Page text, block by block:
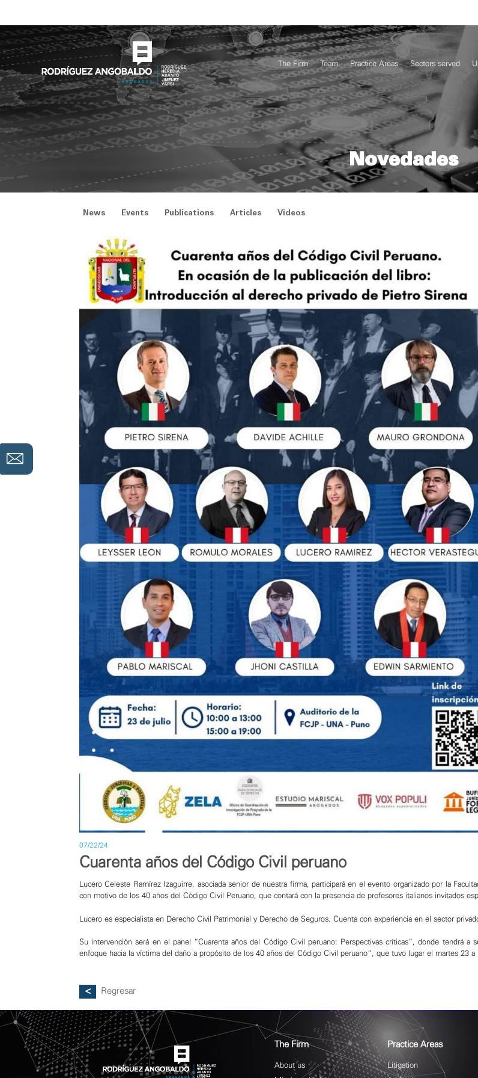
content
The Firm Team Practice Areas Sectors served
Novedades
News Events Publications Articles Videos
07/22/24
Cuarenta años del Código Civil peruano
Lucero Celeste Ramírez Izaguirre, asociada senior de nuestra firma, participará en el evento organizado por la
con motivo de los 40 años del Código Civil Peruano, que contará con la presencia de profesores italianos invitados
Lucero es especialista en Derecho Civil Patrimonial y Derecho de Seguros. Cuenta con experiencia en el sector
Su intervención será en el panel “Cuarenta años del Código Civil peruano: Perspectivas críticas”, donde tendrá a
enfoque hacia la víctima del daño a propósito de los 40 años del Código Civil peruano”, que tuvo lugar el martes 23 a
Regresar
The Firm
About us
Practice Areas
Litigation